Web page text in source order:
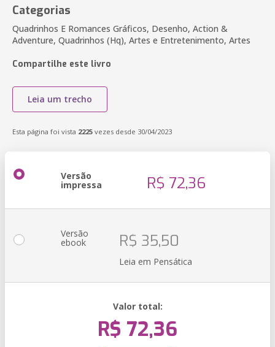
Categorias
Quadrinhos E Romances Gráficos, Desenho, Action &
Adventure, Quadrinhos (Hq), Artes e Entretenimento, Artes
Compartilhe este livro
Leia um trecho
Esta página foi vista 2225 vezes desde 30/04/2023
Versão
impressa R$ 72,36
Versão
ebook R$ 35,50
Leia em Pensática
Valor total:
R$ 72,36